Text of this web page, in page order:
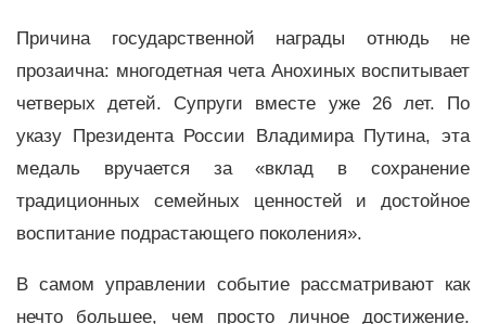
Причина государственной награды отнюдь не
прозаична: многодетная чета Анохиных воспитывает
четверых детей. Супруги вместе уже 26 лет. По
указу Президента России Владимира Путина, эта
медаль вручается за «вклад в сохранение
традиционных семейных ценностей и достойное
воспитание подрастающего поколения».
В самом управлении событие рассматривают как
нечто большее, чем просто личное достижение.